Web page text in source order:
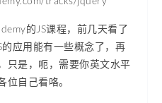
的JS课程，前几天看了
应用能有一些概念了，再
只是，呃，需要你英文水平
位自己看咯。